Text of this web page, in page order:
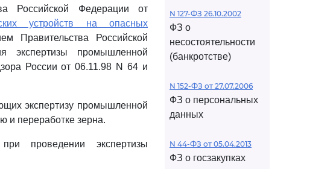
Российской Федерации от
устройств на опасных
Правительства Российской
экспертизы промышленной
России от 06.11.98 N 64 и
экспертизу промышленной
и переработке зерна.
проведении экспертизы
N 127-ФЗ 26.10.2002
ФЗ о
несостоятельности
(банкротстве)
N 152-ФЗ от 27.07.2006
ФЗ о персональных
данных
N 44-ФЗ от 05.04.2013
ФЗ о госзакупках